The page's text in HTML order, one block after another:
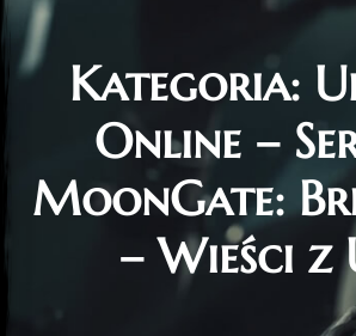
Kategoria:
Online –
MoonGate:
– Wieści z